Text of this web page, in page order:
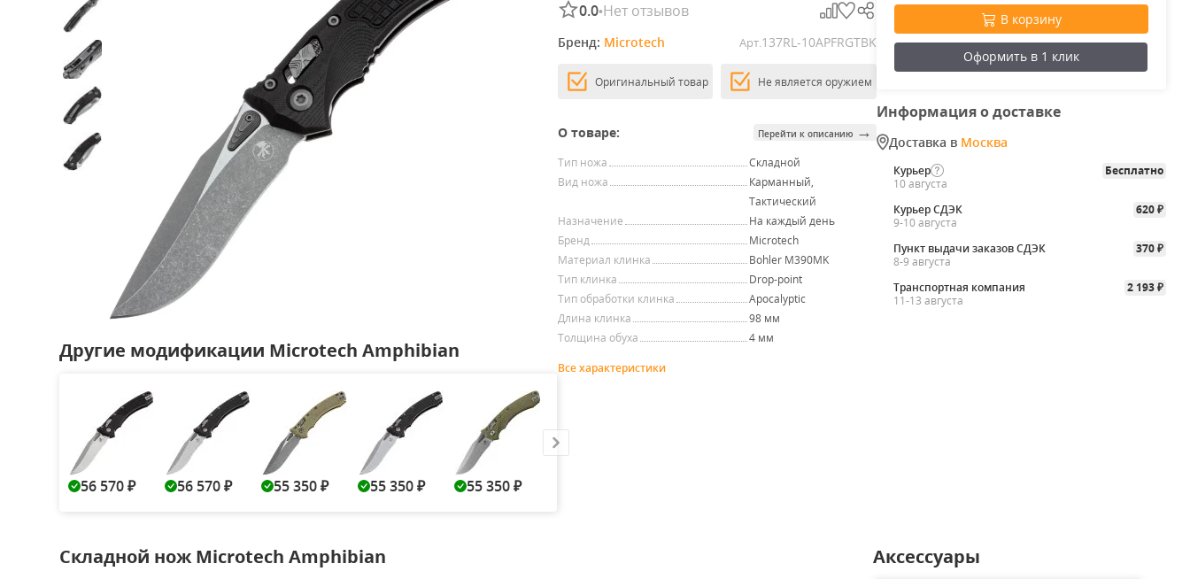
Другие модификации Microtech Amphibian
56 570 ₽ 56 570 ₽ 55 350 ₽ 55 350 ₽ 55 350 ₽
0.0•Нет отзывов
Бренд: Microtech Арт.137RL-10APFRGTBK
Оригинальный товар Не является оружием
О товаре: Перейти к описанию →
Тип ножа
Складной
Вид ножа
Карманный,
Тактический
Назначение
На каждый день
Бренд
Microtech
Материал клинка
Bohler M390MK
Тип клинка
Drop-point
Тип обработки клинка
Apocalyptic
Длина клинка
98 мм
Толщина обуха
4 мм
Все характеристики
В корзину
Оформить в 1 клик
Информация о доставке
Доставка в Москва
Курьер
Бесплатно
10 августа
Курьер СДЭК
620 ₽
9-10 августа
Пункт выдачи заказов СДЭК
370 ₽
8-9 августа
Транспортная компания
2 193 ₽
11-13 августа
Складной нож Microtech Amphibian Аксессуары